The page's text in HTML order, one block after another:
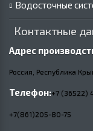
Водосточные
Контактные
Адрес
Россия, Республика
Телефон:+7 (36522)
+7(861)205-80-75